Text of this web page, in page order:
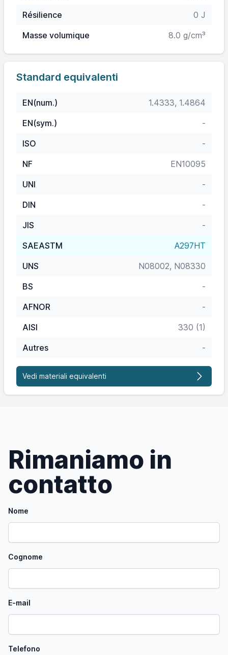
Résilience
0 J
Masse volumique
8.0 g/cm³
Standard equivalenti
EN(num.)
1.4333, 1.4864
EN(sym.)
-
ISO
-
NF
EN10095
UNI
-
DIN
-
JIS
-
SAEASTM
A297HT
UNS
N08002, N08330
BS
-
AFNOR
-
AISI
330 (1)
Autres
-
Vedi materiali equivalenti
Rimaniamo in
contatto
Nome
Cognome
E-mail
Telefono